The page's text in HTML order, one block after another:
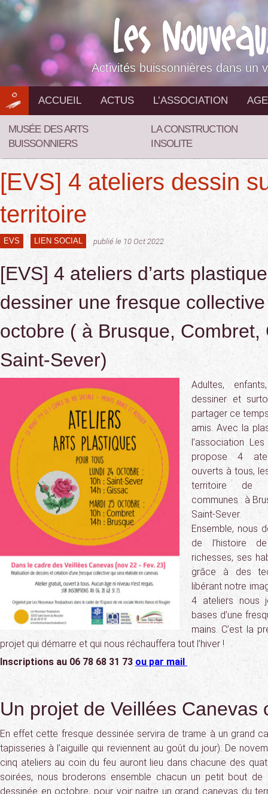
Aller
au
contenu
Activités buissonnières dans un
ACCUEIL ACTUS L’ASSOCIATION
MUSÉE DES ARTS
BUISSONNIERS
LA CONSTRUCTION
INSOLITE
[EVS] 4 ateliers dessin
territoire
EVS LIEN SOCIAL publié le 10 Oct 2022
[EVS] 4 ateliers d’arts
dessiner une fresque
octobre ( à Brusque, Combret,
Saint-Sever)
Adultes,
dessiner et
partager ce
amis. Avec la
l’association
propose 4
ouverts à tous,
territoire de
communes : à
Saint-Sever.
Ensemble, nous
de l’histoire
richesses, ses
grâce à des
libérant notre
4 ateliers nous
bases d’une
mains. C’est la
projet qui démarre et qui nous réchauffera tout l’hiver !
Inscriptions au 06 78 68 31 73 ou par mail
Un projet de Veillées Canevas
En effet cette fresque dessinée servira de trame à un grand
tapisseries à l’aiguille qui reviennent au goût du jour). De
cinq ateliers au coin du feu auront lieu dans chacune des
soirées, nous broderons ensemble chacun un petit bout
dessinée en octobre, pour voir naitre un grand canevas du